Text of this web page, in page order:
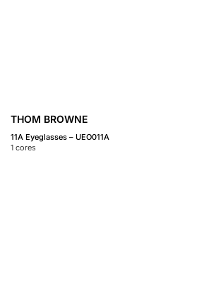
THOM BROWNE
11A Eyeglasses – UEO011A
1 cores